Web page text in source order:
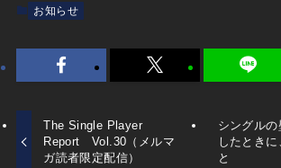
お知らせ
The Single Player
Report Vol.30（メルマ
ガ読者限定配信）
シングル
したとき
と